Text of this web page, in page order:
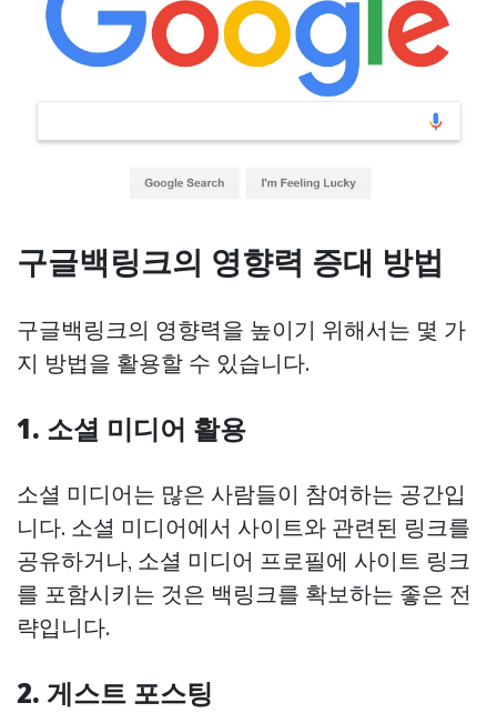
구글백링크의 영향력 증대 방법
구글백링크의 영향력을 높이기 위해서는 몇 가
지 방법을 활용할 수 있습니다.
1. 소셜 미디어 활용
소셜 미디어는 많은 사람들이 참여하는 공간입
니다. 소셜 미디어에서 사이트와 관련된 링크를
공유하거나, 소셜 미디어 프로필에 사이트 링크
를 포함시키는 것은 백링크를 확보하는 좋은 전
략입니다.
2. 게스트 포스팅